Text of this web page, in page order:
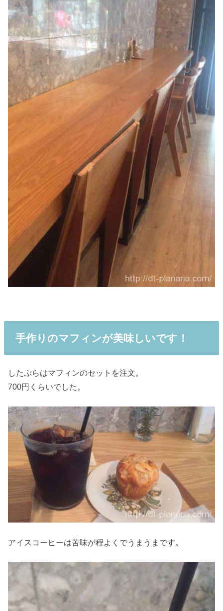
手作りのマフィンが美味しいです！
したぷらはマフィンのセットを注文。
700円くらいでした。
アイスコーヒーは苦味が程よくでうまうまです。